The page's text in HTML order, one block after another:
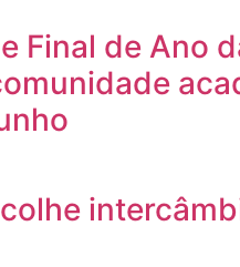
Final de Ano